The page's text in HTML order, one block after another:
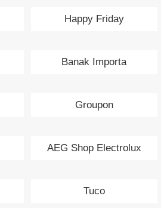
Happy Friday
Banak Importa
Groupon
AEG Shop Electrolux
Tuco